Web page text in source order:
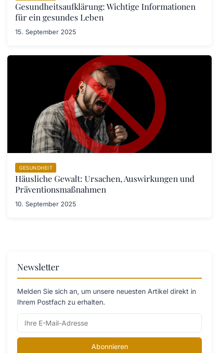
Gesundheitsaufklärung: Wichtige Informationen
für ein gesundes Leben
15. September 2025
GESUNDHEIT
Häusliche Gewalt: Ursachen, Auswirkungen und
Präventionsmaßnahmen
10. September 2025
Newsletter
Melden Sie sich an, um unsere neuesten Artikel direkt in
Ihrem Postfach zu erhalten.
Abonnieren